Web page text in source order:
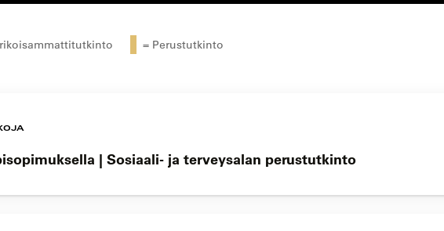
= Perustutkinto
| Sosiaali- ja terveysalan perustutkinto